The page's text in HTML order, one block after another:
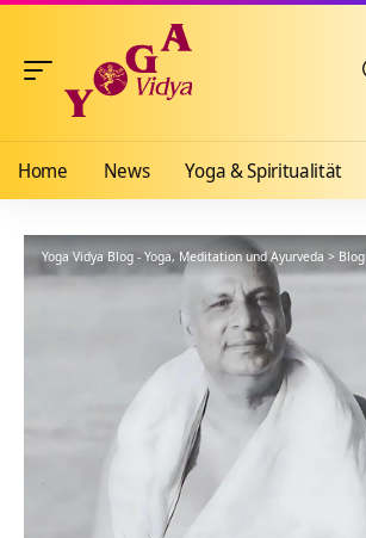
Home News Yoga & Spiritualität
Yoga Vidya Blog - Yoga, Meditation und Ayurveda > Blog